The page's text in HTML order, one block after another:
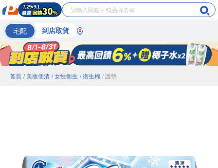
宅配 到店取貨
首頁 / 美妝個清 / 女性衛生 / 衛生棉 / 護墊